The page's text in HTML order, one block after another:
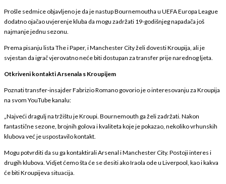
Prošle sedmice objavljeno je da je nastup Bournemoutha u UEFA Europa League
dodatno ojačao uvjerenje kluba da mogu zadržati 19-godišnjeg napadača još
najmanje jednu sezonu.
Prema pisanju lista The i Paper, i Manchester City želi dovesti Kroupija, ali je
svjestan da igrač vjerovatno neće biti dostupan za transfer prije narednog ljeta.
Otkriveni kontakti Arsenala s Kroupijem
Poznati transfer-insajder Fabrizio Romano govorio je o interesovanju za Kroupija
na svom YouTube kanalu:
„Najveći dragulj na tržištu je Kroupi. Bournemouth ga želi zadržati. Nakon
fantastične sezone, brojnih golova i kvaliteta koje je pokazao, nekoliko vrhunskih
klubova već je uspostavilo kontakt.
Mogu potvrditi da su ga kontaktirali Arsenal i Manchester City. Postoji interes i
drugih klubova. Vidjet ćemo šta će se desiti ako Iraola ode u Liverpool, kao i kakva
će biti Kroupijeva situacija.